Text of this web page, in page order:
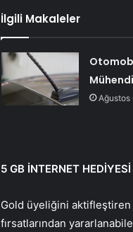
İlgili Makaleler
Ağustos
5 GB İNTERNET HEDİYESİ
Gold üyeliğini aktifleştiren
fırsatlarından